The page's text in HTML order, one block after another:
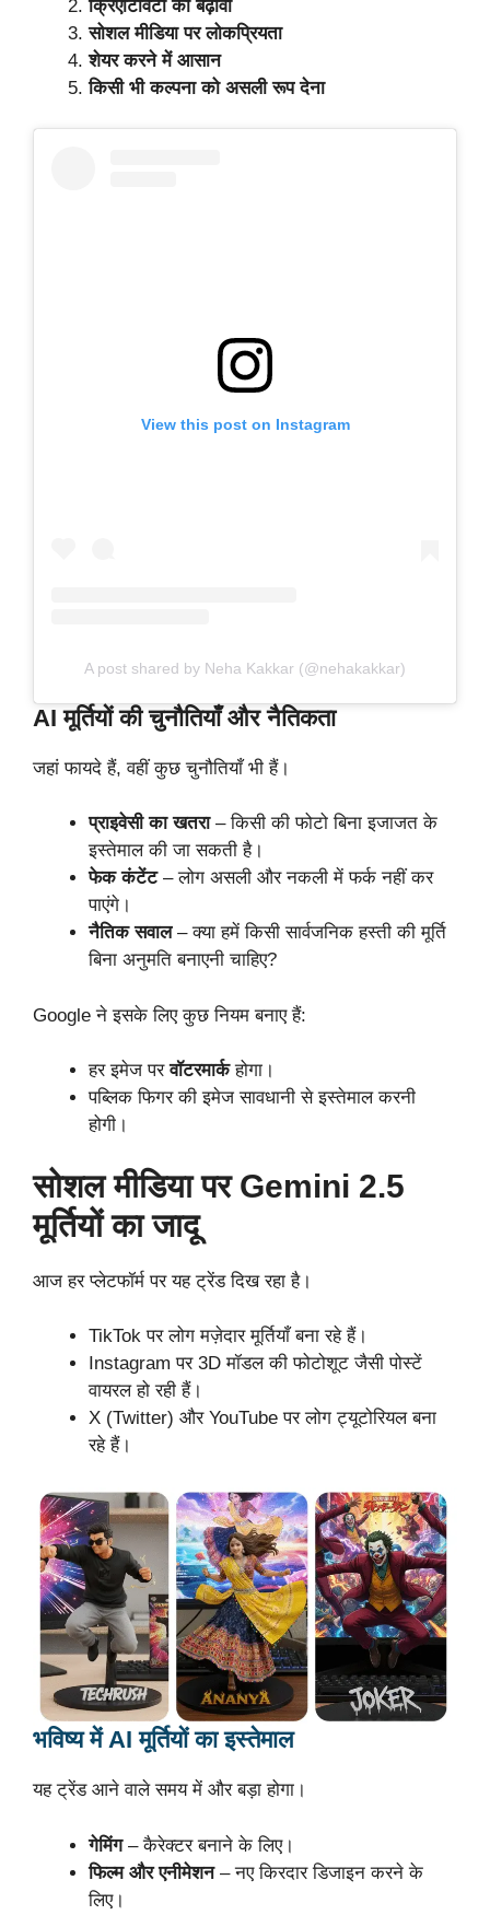
क्रिएटिविटी को बढ़ावा
सोशल मीडिया पर लोकप्रियता
शेयर करने में आसान
किसी भी कल्पना को असली रूप देना
View this post on Instagram
A post shared by Neha Kakkar (@nehakakkar)
AI मूर्तियों की चुनौतियाँ और नैतिकता
जहां फायदे हैं, वहीं कुछ चुनौतियाँ भी हैं।
प्राइवेसी का खतरा– किसी की फोटो बिना इजाजत के
इस्तेमाल की जा सकती है।
फेक कंटेंट– लोग असली और नकली में फर्क नहीं कर
पाएंगे।
नैतिक सवाल– क्या हमें किसी सार्वजनिक हस्ती की मूर्ति
बिना अनुमति बनाएनी चाहिए?
Google ने इसके लिए कुछ नियम बनाए हैं:
हर इमेज परवॉटरमार्कहोगा।
पब्लिक फिगर की इमेज सावधानी से इस्तेमाल करनी
होगी।
सोशल मीडिया पर Gemini 2.5
मूर्तियों का जादू
आज हर प्लेटफॉर्म पर यह ट्रेंड दिख रहा है।
TikTok पर लोग मज़ेदार मूर्तियाँ बना रहे हैं।
Instagram पर 3D मॉडल की फोटोशूट जैसी पोस्टें
वायरल हो रही हैं।
X (Twitter) और YouTube पर लोग ट्यूटोरियल बना
रहे हैं।
भविष्य में AI मूर्तियों का इस्तेमाल
यह ट्रेंड आने वाले समय में और बड़ा होगा।
गेमिंग– कैरेक्टर बनाने के लिए।
फिल्म और एनीमेशन– नए किरदार डिजाइन करने के
लिए।